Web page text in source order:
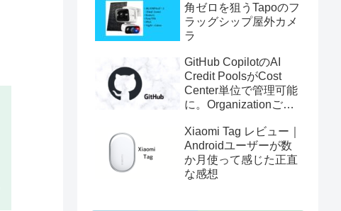
角ゼロを狙うTapoのフ
ラッグシップ屋外カメ
ラ
GitHub CopilotのAI
Credit PoolsがCost
Center単位で管理可能
に。Organizationごと
く
Xiaomi Tag レビュー｜
Androidユーザーが数
か月使って感じた正直
な感想